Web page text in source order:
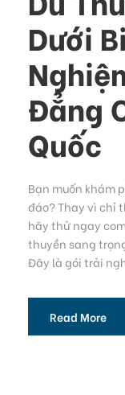
Dưới
Đẳng
Quốc
Bạn muốn khám
đáo? Thay vì chỉ
hãy thử ngay
thuyền sang
Đây là gói trải
Read More